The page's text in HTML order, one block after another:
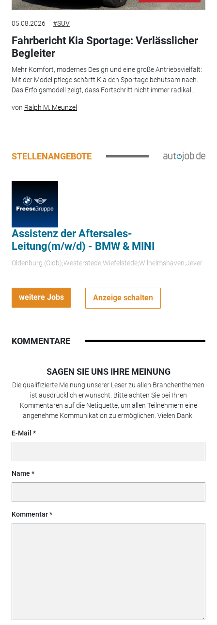
05.08.2026 #SUV
Fahrbericht Kia Sportage: Verlässlicher
Begleiter
Mehr Komfort, modernes Design und eine große Antriebsvielfalt:
Mit der Modellpflege schärft Kia den Sportage behutsam nach.
Das Erfolgsmodell zeigt, dass Fortschritt nicht immer radikal...
von Ralph M. Meunzel
STELLENANGEBOTE
Assistenz der Aftersales-
Leitung(m/w/d) - BMW & MINI
Oldenburg (Oldb);Westerstede;Wiefelstede;Wilhelmshaven;Jever
weitere Jobs Anzeige schalten
KOMMENTARE
SAGEN SIE UNS IHRE MEINUNG
Die qualifizierte Meinung unserer Leser zu allen Branchenthemen
ist ausdrücklich erwünscht. Bitte achten Sie bei Ihren
Kommentaren auf die Netiquette, um allen Teilnehmern eine
angenehme Kommunikation zu ermöglichen. Vielen Dank!
E-Mail
Name
Kommentar